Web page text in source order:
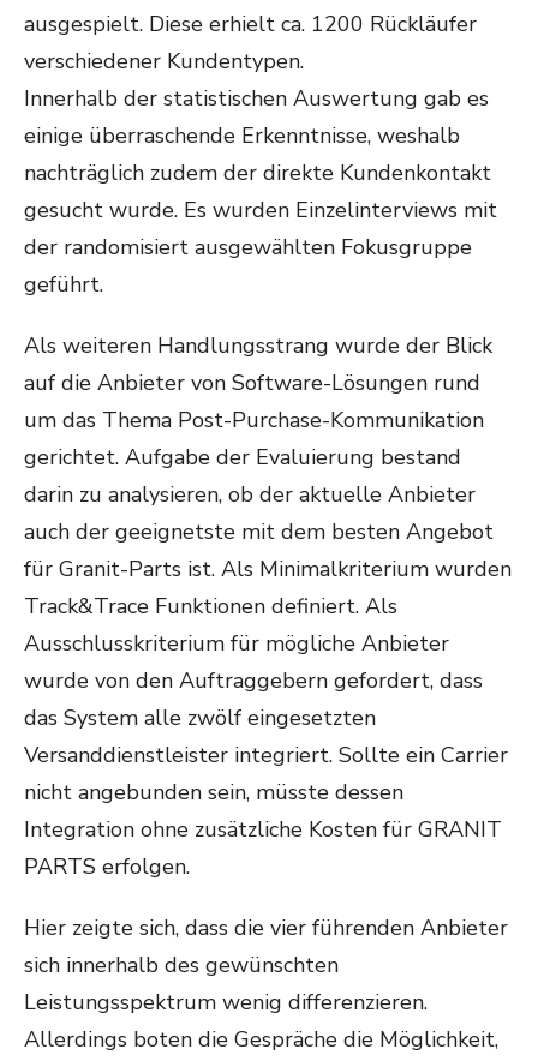
ausgespielt. Diese erhielt ca. 1200 Rückläufer
verschiedener Kundentypen.
Innerhalb der statistischen Auswertung gab es
einige überraschende Erkenntnisse, weshalb
nachträglich zudem der direkte Kundenkontakt
gesucht wurde. Es wurden Einzelinterviews mit
der randomisiert ausgewählten Fokusgruppe
geführt.
Als weiteren Handlungsstrang wurde der Blick
auf die Anbieter von Software-Lösungen rund
um das Thema Post-Purchase-Kommunikation
gerichtet. Aufgabe der Evaluierung bestand
darin zu analysieren, ob der aktuelle Anbieter
auch der geeignetste mit dem besten Angebot
für Granit-Parts ist. Als Minimalkriterium wurden
Track&Trace Funktionen definiert. Als
Ausschlusskriterium für mögliche Anbieter
wurde von den Auftraggebern gefordert, dass
das System alle zwölf eingesetzten
Versanddienstleister integriert. Sollte ein Carrier
nicht angebunden sein, müsste dessen
Integration ohne zusätzliche Kosten für GRANIT
PARTS erfolgen.
Hier zeigte sich, dass die vier führenden Anbieter
sich innerhalb des gewünschten
Leistungsspektrum wenig differenzieren.
Allerdings boten die Gespräche die Möglichkeit,